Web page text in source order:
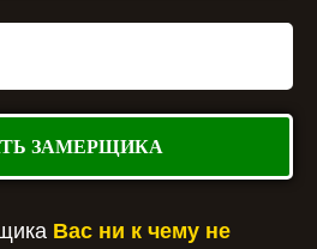
ЗАМЕРЩИКА
Вас ни к чему не